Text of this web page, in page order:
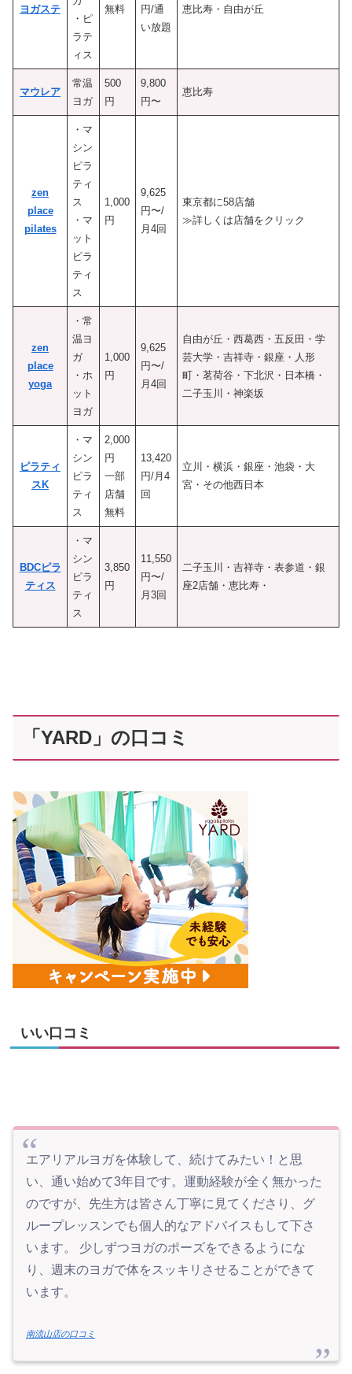
ヨガステ
・ピ
ラテ
ィス
無料
円/通
い放題
恵比寿・自由が丘
マウレア
常温
ヨガ
500
円
9,800
円〜
恵比寿
zen
place
pilates
・マ
シン
ピラ
ティ
ス
・マ
ット
ピラ
ティ
ス
1,000
円
9,625
円〜/
月4回
東京都に58店舗
≫詳しくは店舗をクリック
zen
place
yoga
・常
温ヨ
ガ
・ホ
ット
ヨガ
1,000
円
9,625
円〜/
月4回
自由が丘・西葛西・五反田・学
芸大学・吉祥寺・銀座・人形
町・茗荷谷・下北沢・日本橋・
二子玉川・神楽坂
ピラティ
スK
・マ
シン
ピラ
ティ
ス
2,000
円
一部
店舗
無料
13,420
円/月4
回
立川・横浜・銀座・池袋・大
宮・その他西日本
BDCピラ
ティス
・マ
シン
ピラ
ティ
ス
3,850
円
11,550
円〜/
月3回
二子玉川・吉祥寺・表参道・銀
座2店舗・恵比寿・
「YARD」の口コミ
いい口コミ
エアリアルヨガを体験して、続けてみたい！と思
い、通い始めて3年目です。運動経験が全く無かった
のですが、先生方は皆さん丁寧に見てくださり、グ
ループレッスンでも個人的なアドバイスもして下さ
います。 少しずつヨガのポーズをできるようにな
り、週末のヨガで体をスッキリさせることができて
います。
南流山店の口コミ